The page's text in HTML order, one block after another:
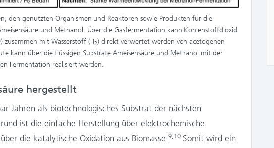
den genutzten Organismen und Reaktoren sowie Produkten für die
und Methanol. Über die Gasfermentation kann Kohlenstoffdioxid
zusammen mit Wasserstoff (H2) direkt verwertet werden von acetogenen
kann über die flüssigen Substrate Ameisensäure und Methanol mit der
Fermentation realisiert werden.
hergestellt
Jahren als biotechnologisches Substrat der nächsten
ist die einfache Herstellung über elektrochemische
die katalytische Oxidation aus Biomasse. 9,10 Somit wird ein